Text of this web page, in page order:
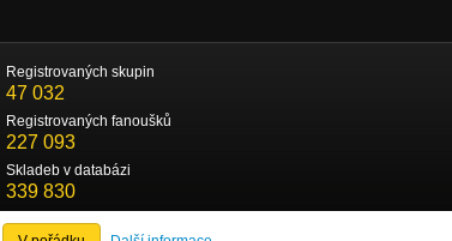
Registrovaných skupin
47 032
Registrovaných fanoušků
227 093
Skladeb v databázi
339 830